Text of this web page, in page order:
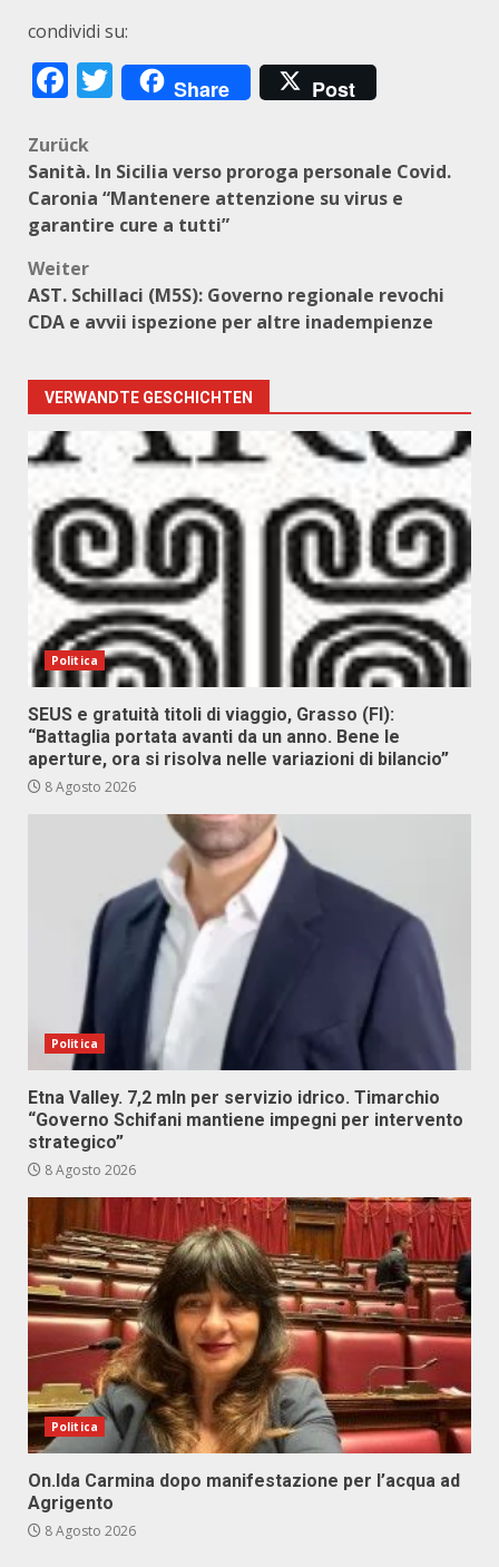
condividi su:
Facebook
Twitter
Share Post
Beitragsnavigation
Zurück
Sanità. In Sicilia verso proroga personale Covid.
Caronia “Mantenere attenzione su virus e
garantire cure a tutti”
Weiter
AST. Schillaci (M5S): Governo regionale revochi
CDA e avvii ispezione per altre inadempienze
VERWANDTE GESCHICHTEN
Politica
SEUS e gratuità titoli di viaggio, Grasso (FI):
“Battaglia portata avanti da un anno. Bene le
aperture, ora si risolva nelle variazioni di bilancio”
8 Agosto 2026
Politica
Etna Valley. 7,2 mln per servizio idrico. Timarchio
“Governo Schifani mantiene impegni per intervento
strategico”
8 Agosto 2026
Politica
On.Ida Carmina dopo manifestazione per l’acqua ad
Agrigento
8 Agosto 2026